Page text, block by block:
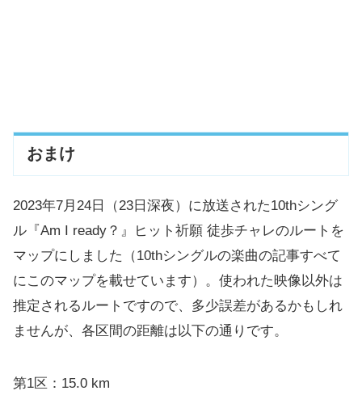
おまけ
2023年7月24日（23日深夜）に放送された10thシング
ル『Am I ready？』ヒット祈願 徒歩チャレのルートを
マップにしました（10thシングルの楽曲の記事すべて
にこのマップを載せています）。使われた映像以外は
推定されるルートですので、多少誤差があるかもしれ
ませんが、各区間の距離は以下の通りです。
第1区：15.0 km